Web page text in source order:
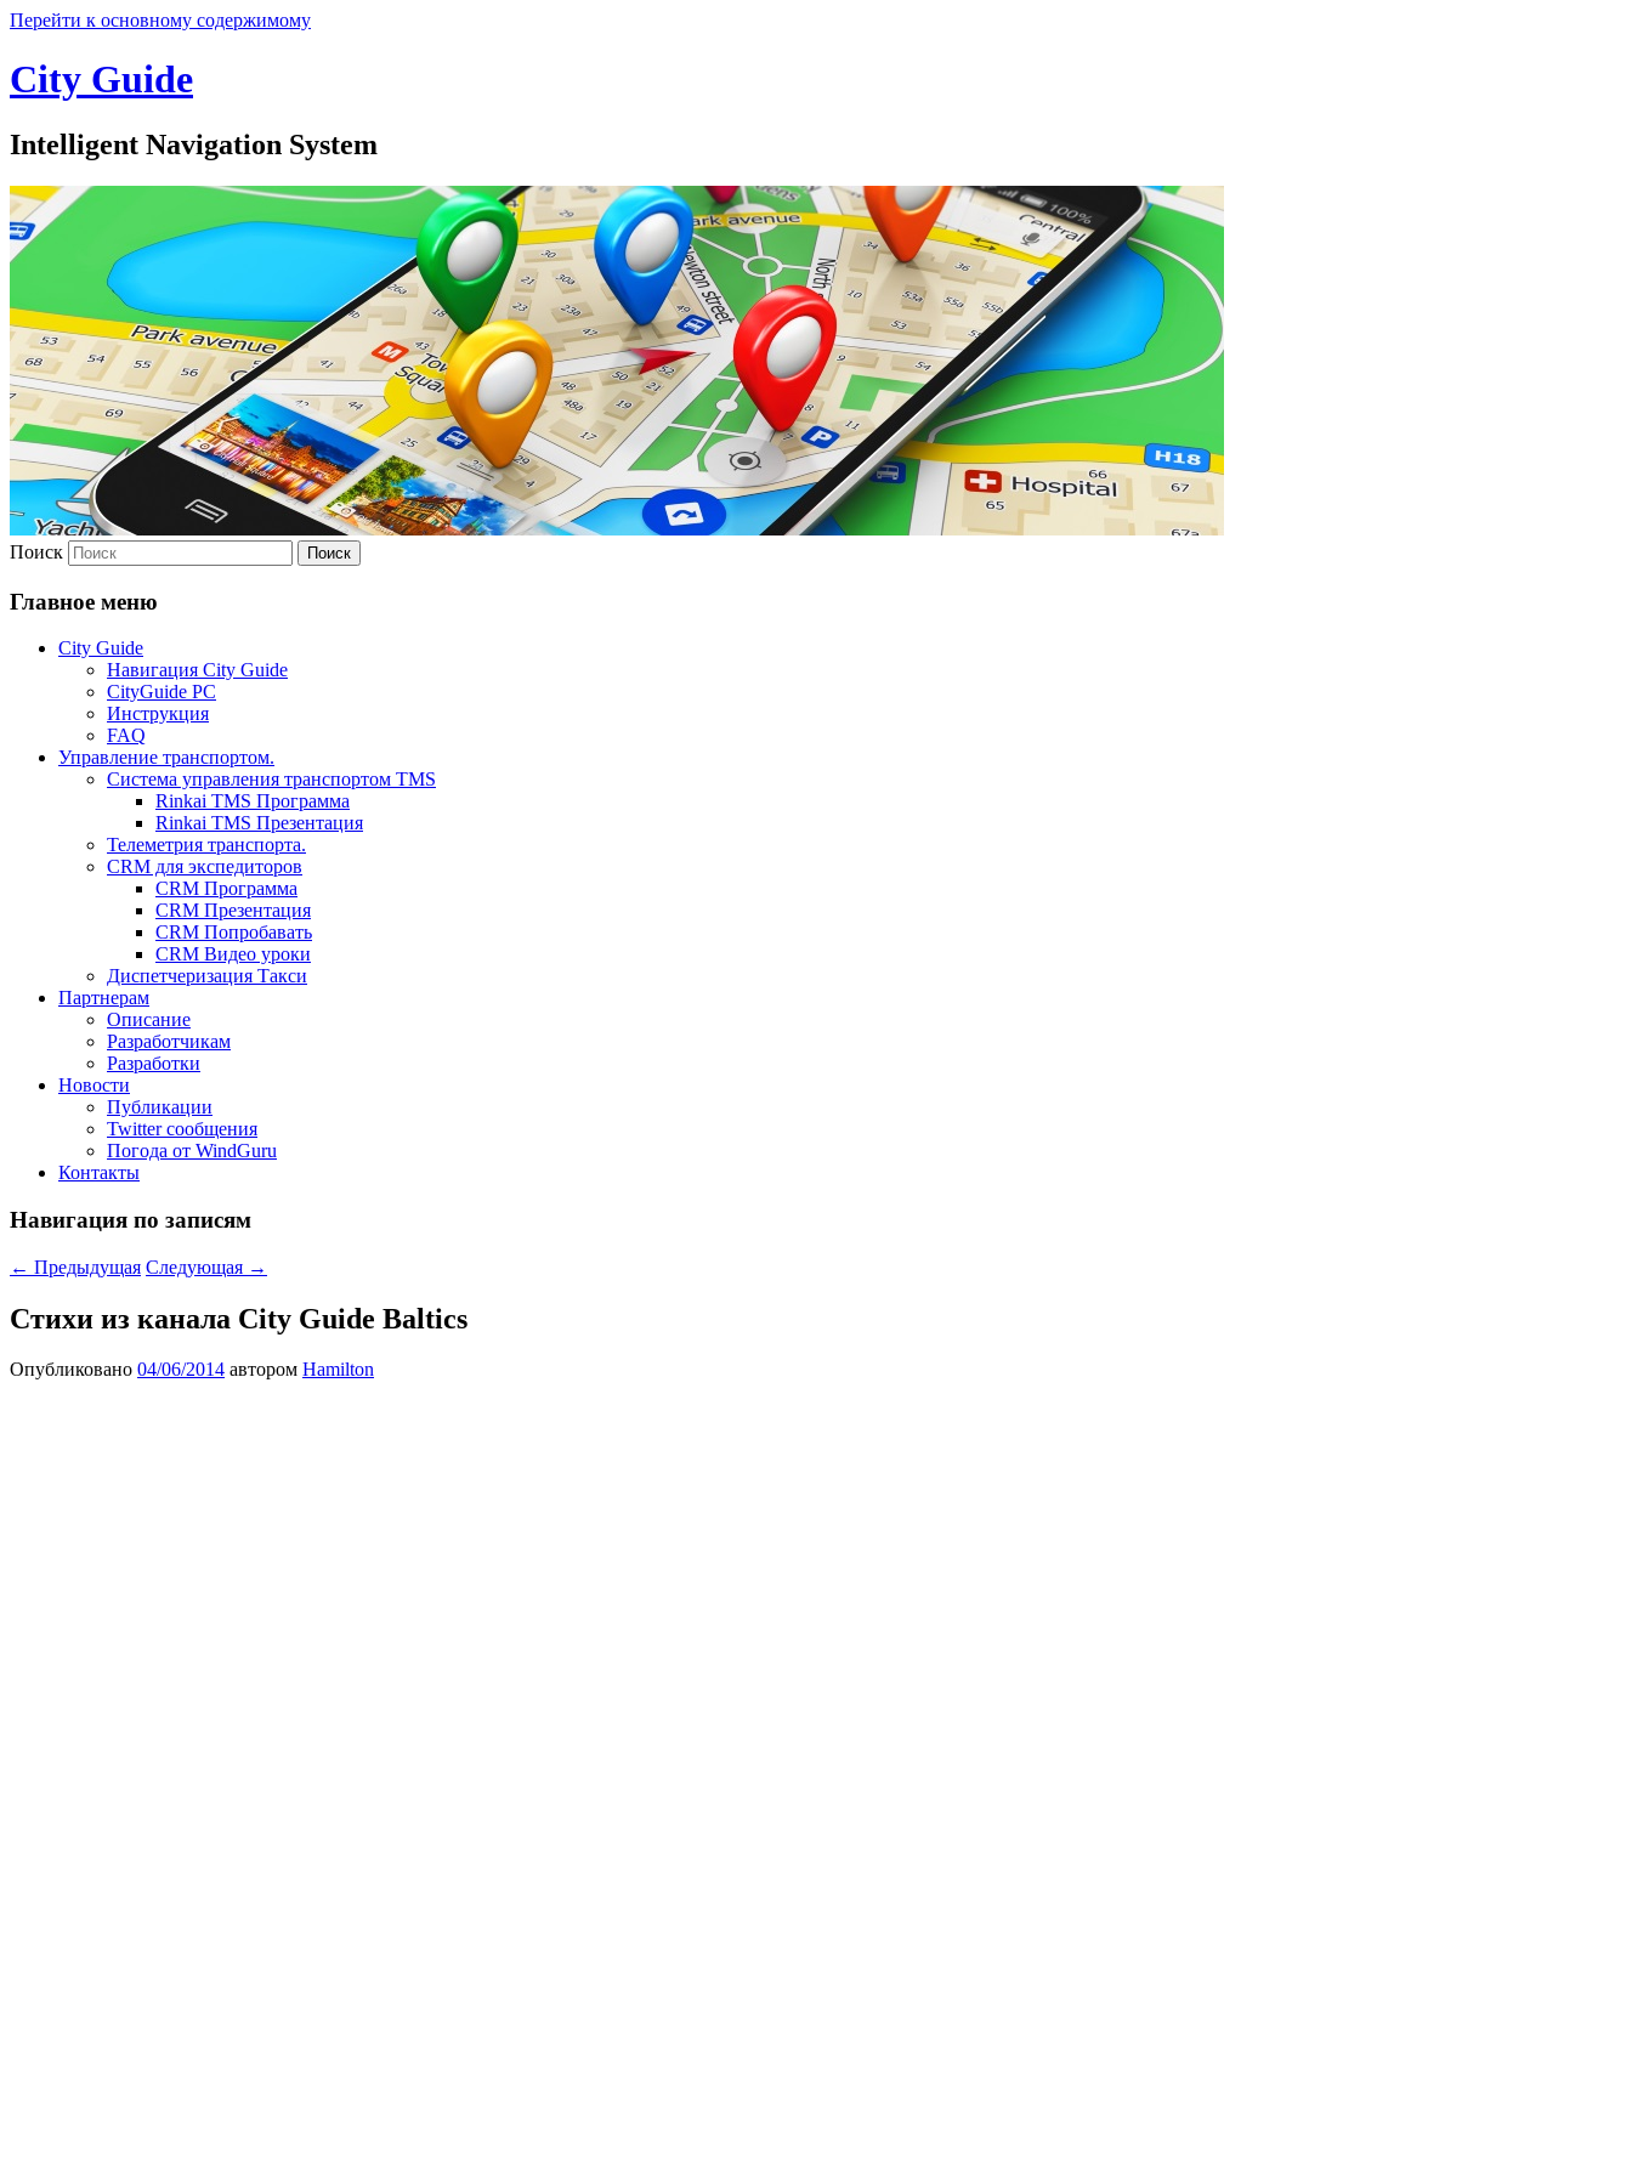
Перейти к основному содержимому
City Guide
Intelligent Navigation System
Поиск
Главное меню
City Guide
Навигация City Guide
CityGuide PC
Инструкция
FAQ
Управление транспортом.
Система управления транспортом TMS
Rinkai TMS Программа
Rinkai TMS Презентация
Телеметрия транспорта.
CRM для экспедиторов
CRM Программа
CRM Презентация
CRM Попробавать
CRM Видео уроки
Диспетчеризация Такси
Партнерам
Описание
Разработчикам
Разработки
Новости
Публикации
Twitter сообщения
Погода от WindGuru
Контакты
Навигация по записям
← Предыдущая Следующая →
Стихи из канала City Guide Baltics
Опубликовано 04/06/2014 автором Hamilton